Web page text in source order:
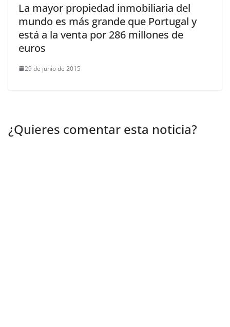
La mayor propiedad inmobiliaria del
mundo es más grande que Portugal y
está a la venta por 286 millones de
euros
29 de junio de 2015
¿Quieres comentar esta noticia?